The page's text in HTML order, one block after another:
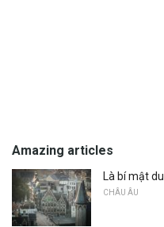
Amazing articles
Là bí mật
CHÂU ÂU